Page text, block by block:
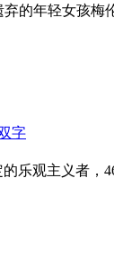
年轻女孩梅
字
乐观主义者，